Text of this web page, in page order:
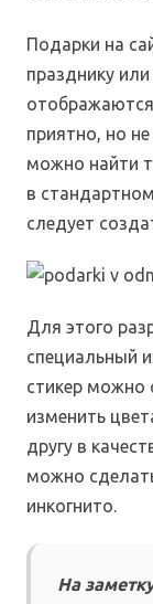
Подарки на
празднику
отображаются
приятно, но не
можно найти
в
следует
Для этого
специальный
стикер можно
изменить
другу в
можно
инкогнито.
На